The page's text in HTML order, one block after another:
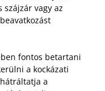
vagy az
fontos betartani
a kockázati
a